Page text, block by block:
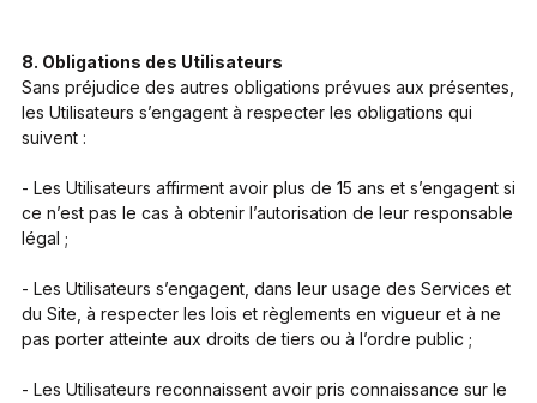
8. Obligations des Utilisateurs
Sans préjudice des autres obligations prévues aux présentes,
les Utilisateurs s’engagent à respecter les obligations qui
suivent :
- Les Utilisateurs affirment avoir plus de 15 ans et s’engagent si
ce n’est pas le cas à obtenir l’autorisation de leur responsable
légal ;
- Les Utilisateurs s’engagent, dans leur usage des Services et
du Site, à respecter les lois et règlements en vigueur et à ne
pas porter atteinte aux droits de tiers ou à l’ordre public ;
- Les Utilisateurs reconnaissent avoir pris connaissance sur le